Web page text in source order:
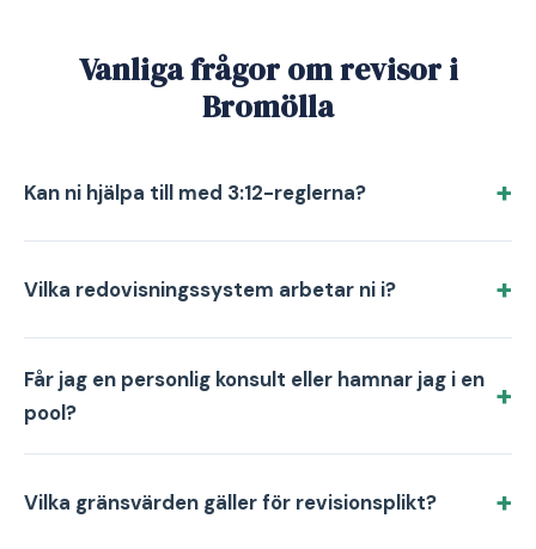
Vanliga frågor om revisor i
Bromölla
Kan ni hjälpa till med 3:12-reglerna?
Vilka redovisningssystem arbetar ni i?
Får jag en personlig konsult eller hamnar jag i en
pool?
Vilka gränsvärden gäller för revisionsplikt?